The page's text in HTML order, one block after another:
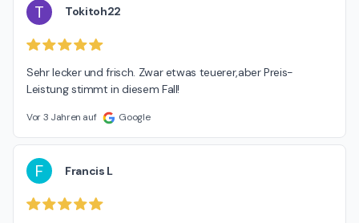
T Tokitoh22
Sehr lecker und frisch. Zwar etwas teuerer,aber Preis-
Leistung stimmt in diesem Fall!
Vor 3 Jahren auf Google
F Francis L